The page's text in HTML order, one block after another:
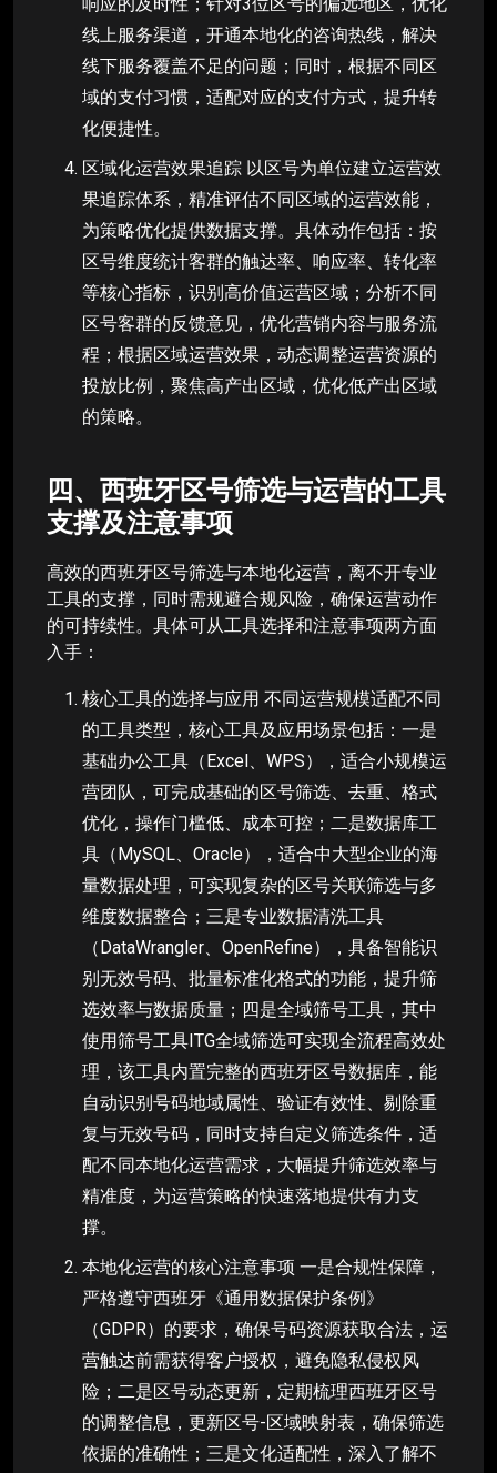
线上服务渠道，开通本地化的咨询热线，解决
线下服务覆盖不足的问题；同时，根据不同区
域的支付习惯，适配对应的支付方式，提升转
化便捷性。
区域化运营效果追踪 以区号为单位建立运营效
果追踪体系，精准评估不同区域的运营效能，
为策略优化提供数据支撑。具体动作包括：按
区号维度统计客群的触达率、响应率、转化率
等核心指标，识别高价值运营区域；分析不同
区号客群的反馈意见，优化营销内容与服务流
程；根据区域运营效果，动态调整运营资源的
投放比例，聚焦高产出区域，优化低产出区域
的策略。
四、西班牙区号筛选与运营的工具
支撑及注意事项
高效的西班牙区号筛选与本地化运营，离不开专业
工具的支撑，同时需规避合规风险，确保运营动作
的可持续性。具体可从工具选择和注意事项两方面
入手：
核心工具的选择与应用 不同运营规模适配不同
的工具类型，核心工具及应用场景包括：一是
基础办公工具（Excel、WPS），适合小规模运
营团队，可完成基础的区号筛选、去重、格式
优化，操作门槛低、成本可控；二是数据库工
具（MySQL、Oracle），适合中大型企业的海
量数据处理，可实现复杂的区号关联筛选与多
维度数据整合；三是专业数据清洗工具
（DataWrangler、OpenRefine），具备智能识
别无效号码、批量标准化格式的功能，提升筛
选效率与数据质量；四是全域筛号工具，其中
使用筛号工具ITG全域筛选可实现全流程高效处
理，该工具内置完整的西班牙区号数据库，能
自动识别号码地域属性、验证有效性、剔除重
复与无效号码，同时支持自定义筛选条件，适
配不同本地化运营需求，大幅提升筛选效率与
精准度，为运营策略的快速落地提供有力支
撑。
本地化运营的核心注意事项 一是合规性保障，
严格遵守西班牙《通用数据保护条例》
（GDPR）的要求，确保号码资源获取合法，运
营触达前需获得客户授权，避免隐私侵权风
险；二是区号动态更新，定期梳理西班牙区号
的调整信息，更新区号-区域映射表，确保筛选
依据的准确性；三是文化适配性，深入了解不